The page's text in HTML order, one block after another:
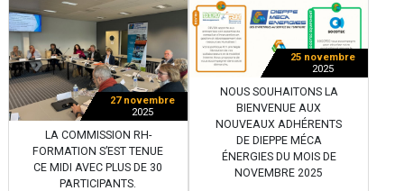
27 novembre
2025
LA COMMISSION RH-
FORMATION S’EST TENUE
CE MIDI AVEC PLUS DE 30
PARTICIPANTS.
25 novembre
2025
NOUS SOUHAITONS LA
BIENVENUE AUX
NOUVEAUX ADHÉRENTS
DE DIEPPE MÉCA
ÉNERGIES DU MOIS DE
NOVEMBRE 2025